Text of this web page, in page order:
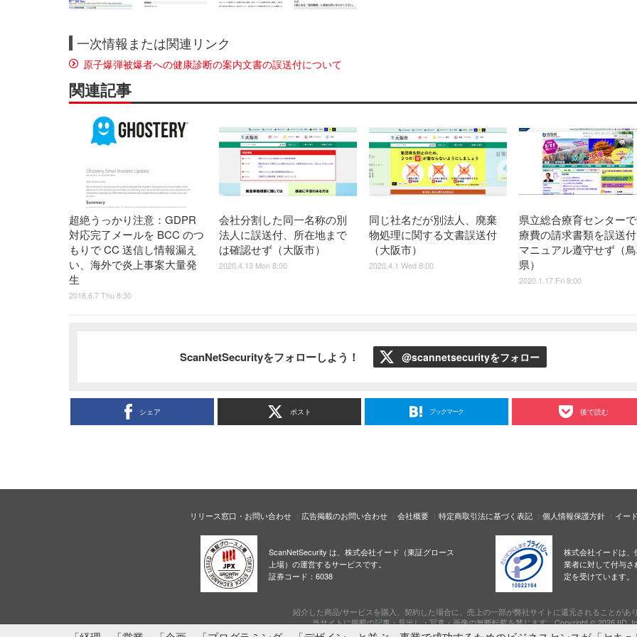
一次情報または関連リンク
原子爆弾被爆者への健康診断の案内文書の誤送付について
関連記事
超絶うっかり注意：GDPR
対応完了メールを BCC のつ
もりで CC 送信し情報漏え
い、海外で炎上事案大量発
生
2018.6.7 Thu 8:30
会社分割した同一名称の別
法人に誤送付、所在地まで
は確認せず（大阪市）
2020.4.13 Mon 8:00
同じ社名だが別法人、廃棄
物処理に関する文書誤送付
（大阪市）
2020.4.1 Wed 8:00
県立総合療育センター
療費の請求書類を誤送付
マニュアル遵守せず（
県）
2020.1.17 Fri 8:00
ScanNetSecurityをフォローしよう！ @scannetsecurityをフォロー
シェア ポスト ブックマーク 後で読む
リリース窓口・お問い合わせ 広告掲載のお問い合わせ 会社概要 特定商取引法に基づく表記 個人情報保護方針 イー
ScanNetSecurity は、株式会社イード（東証グロース
上場）の運営するサービスです。
証券コード：6038
株式会社イードは
業者に対して付与
定を受けています。
紹介した商品/サービスを購入、契約した場合に、売上の一部が弊社サイトに還元されることがあり
当サイトに掲載の記事・見出し・写真・画像の無断転載を禁じます。Copyright © 2026 IID,